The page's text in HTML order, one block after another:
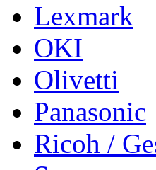
Lexmark
OKI
Olivetti
Panasonic
Ricoh /